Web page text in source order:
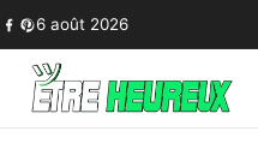
Skip to content
6 août 2026